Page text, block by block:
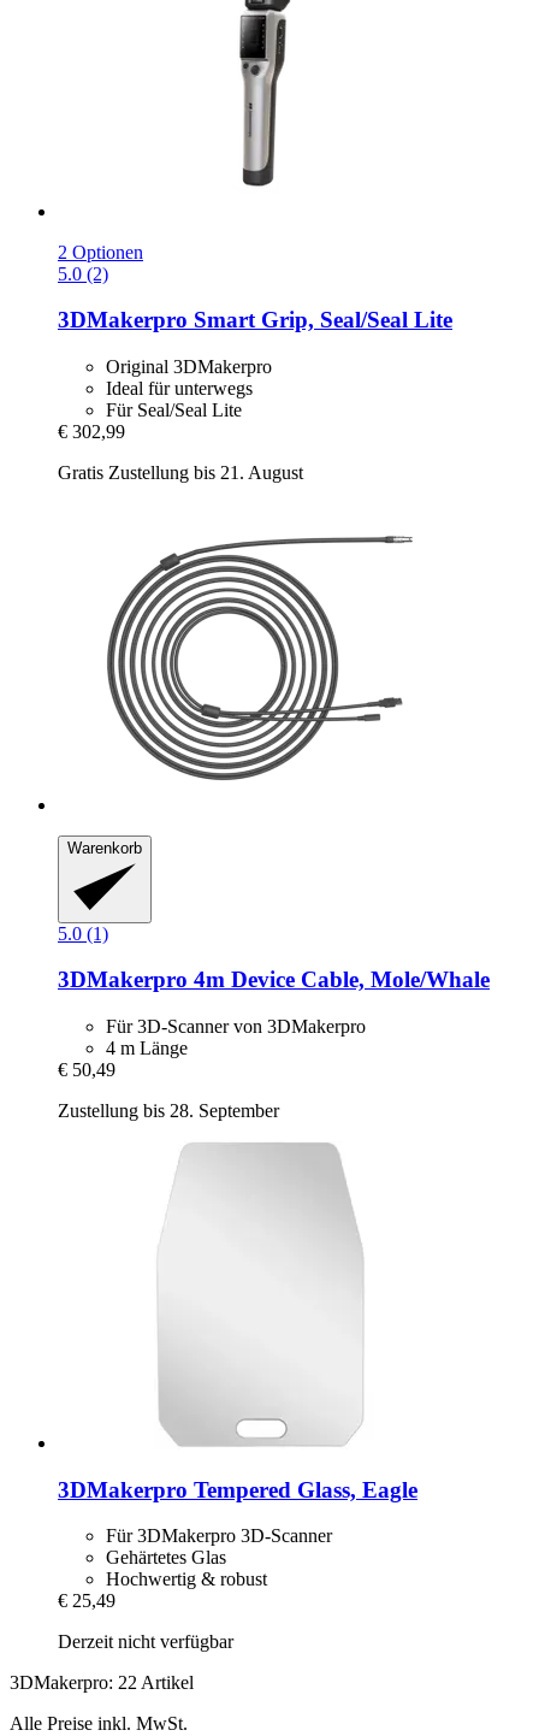
2 Optionen
5.0 (2)
3DMakerpro Smart Grip, Seal/Seal Lite
Original 3DMakerpro
Ideal für unterwegs
Für Seal/Seal Lite
€ 302,99
Gratis Zustellung bis 21. August
Warenkorb
5.0 (1)
3DMakerpro 4m Device Cable, Mole/Whale
Für 3D-Scanner von 3DMakerpro
4 m Länge
€ 50,49
Zustellung bis 28. September
3DMakerpro Tempered Glass, Eagle
Für 3DMakerpro 3D-Scanner
Gehärtetes Glas
Hochwertig & robust
€ 25,49
Derzeit nicht verfügbar
3DMakerpro: 22 Artikel
Alle Preise inkl. MwSt.